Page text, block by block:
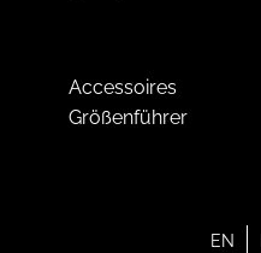
Accessoires
Größenführer
EN